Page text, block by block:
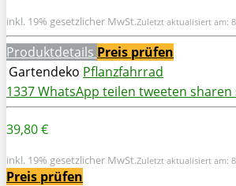
inkl. 19% gesetzlicher MwSt.Zuletzt aktualisiert am:
Produktdetails Preis prüfen
Gartendeko Pflanzfahrrad
1337WhatsApp teilen tweeten sharen
39,80 €
inkl. 19% gesetzlicher MwSt.Zuletzt aktualisiert am:
Preis prüfen